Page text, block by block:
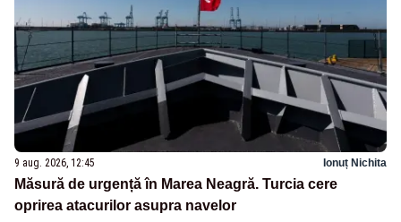
9 aug. 2026, 12:45 Ionuț Nichita
Măsură de urgență în Marea Neagră. Turcia cere
oprirea atacurilor asupra navelor